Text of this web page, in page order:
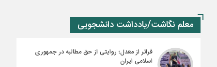
معلم نگاشت/یادداشت دانشجویی
فراتر از معدل؛ روایتی از حق مطالبه در جمهوری
اسلامی ایران